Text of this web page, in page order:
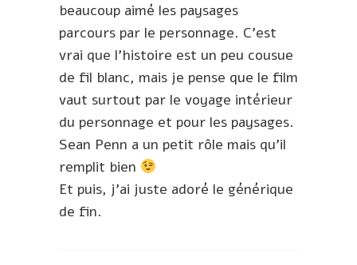
beaucoup aimé les paysages
parcours par le personnage. C’est
vrai que l’histoire est un peu cousue
de fil blanc, mais je pense que le film
vaut surtout par le voyage intérieur
du personnage et pour les paysages.
Sean Penn a un petit rôle mais qu’il
remplit bien
Et puis, j’ai juste adoré le générique
de fin.